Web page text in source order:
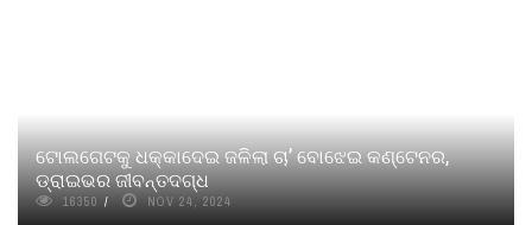
ଟୋଲଗେଟକୁ ଧକ୍କାଦେଇ ଜଳିଲା ଚା’ ବୋଝେଇ କଣ୍ଟେନର,
ଡ୍ରାଇଭର ଜୀବନ୍ତଦଗ୍ଧ
16350 NOV 24, 2024